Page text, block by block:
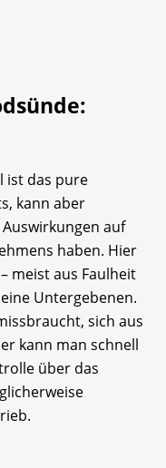
ist das pure
kann aber
auf
haben. Hier
meist aus Faulheit
Untergebenen.
sich aus
kann man schnell
über das